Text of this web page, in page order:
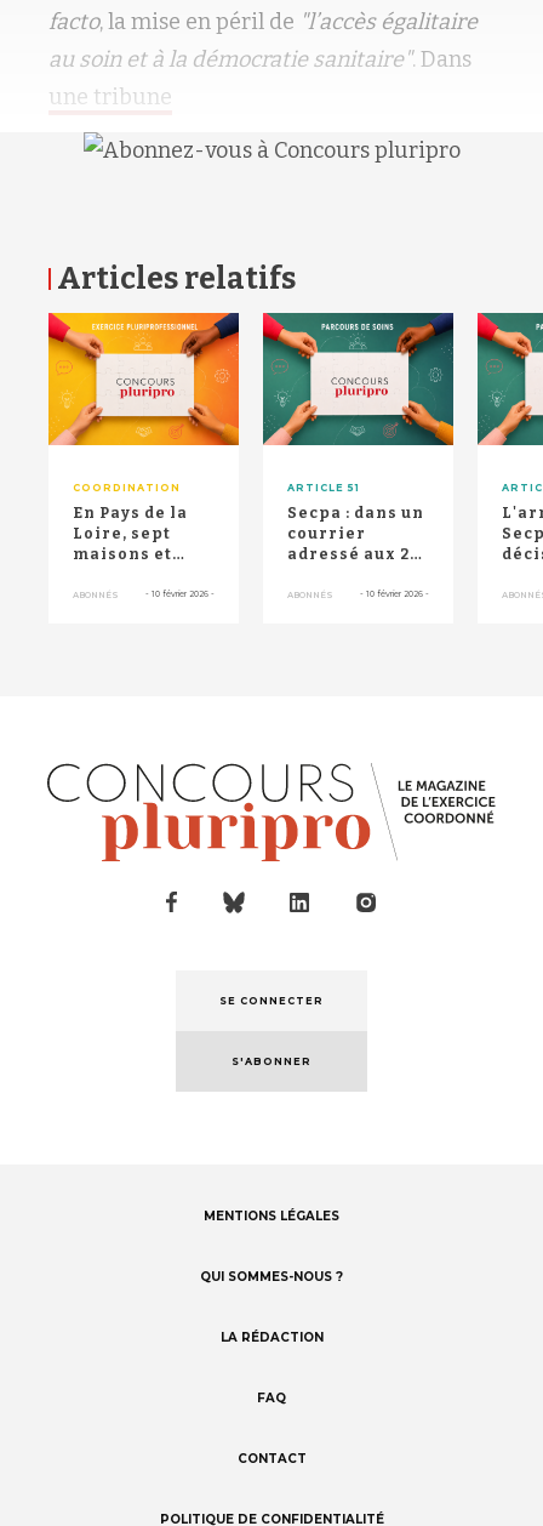
facto, la mise en péril de "l’accès égalitaire
au soin et à la démocratie sanitaire". Dans
une tribune
Articles relatifs
COORDINATION
En Pays de la
Loire, sept
maisons et
santé
ABONNÉS - 10 février 2026 -
ARTICLE 51
Secpa : dans un
courrier
adressé aux 26
centres de
ABONNÉS - 10 février 2026 -
: le
RETOUR HAUT DE PAGE
SE CONNECTER
S'ABONNER
MENTIONS LÉGALES
QUI SOMMES-NOUS ?
LA RÉDACTION
FAQ
CONTACT
POLITIQUE DE CONFIDENTIALITÉ